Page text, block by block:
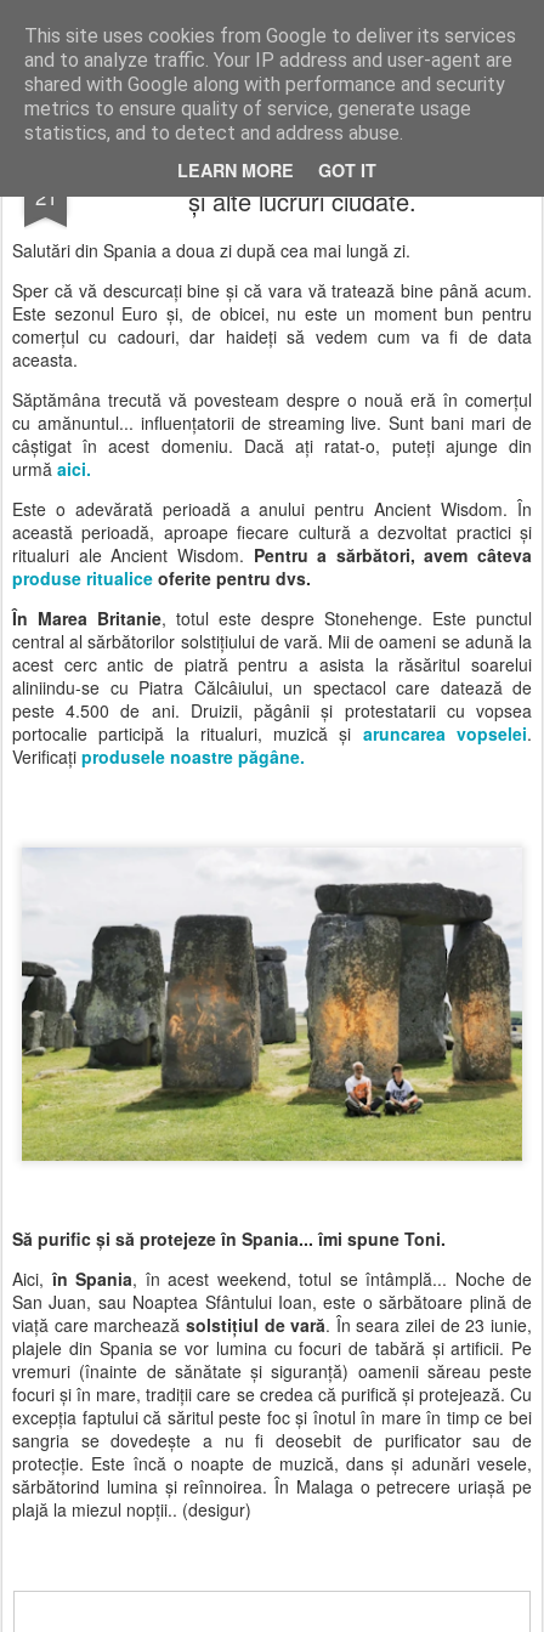
This site uses cookies from Google to deliver its services
and to analyze traffic. Your IP address and user-agent are
shared with Google along with performance and security
metrics to ensure quality of service, generate usage
statistics, and to detect and address abuse.
LEARN MORE GOT IT
AWGifts România
Home
21
Știrile AW ale lui David: Sărituri peste foc
și alte lucruri ciudate.
Salutări din Spania a doua zi după cea mai lungă zi.
Sper că vă descurcați bine și că vara vă tratează bine până acum.
Este sezonul Euro și, de obicei, nu este un moment bun pentru
comerțul cu cadouri, dar haideți să vedem cum va fi de data
aceasta.
Săptămâna trecută vă povesteam despre o nouă eră în comerțul
cu amănuntul... influențatorii de streaming live. Sunt bani mari de
câștigat în acest domeniu. Dacă ați ratat-o, puteți ajunge din
urmă aici.
Este o adevărată perioadă a anului pentru Ancient Wisdom. În
această perioadă, aproape fiecare cultură a dezvoltat practici și
ritualuri ale Ancient Wisdom. Pentru a sărbători, avem câteva
produse ritualice oferite pentru dvs.
În Marea Britanie, totul este despre Stonehenge. Este punctul
central al sărbătorilor solstițiului de vară. Mii de oameni se adună la
acest cerc antic de piatră pentru a asista la răsăritul soarelui
aliniindu-se cu Piatra Călcâiului, un spectacol care datează de
peste 4.500 de ani. Druizii, păgânii și protestatarii cu vopsea
portocalie participă la ritualuri, muzică și aruncarea vopselei.
Verificați produsele noastre păgâne.
Să purific și să protejeze în Spania... îmi spune Toni.
Aici,în Spania, în acest weekend, totul se întâmplă... Noche de
San Juan, sau Noaptea Sfântului Ioan, este o sărbătoare plină de
viață care marchează solstițiul de vară. În seara zilei de 23 iunie,
plajele din Spania se vor lumina cu focuri de tabără și artificii. Pe
vremuri (înainte de sănătate și siguranță) oamenii săreau peste
focuri și în mare, tradiții care se credea că purifică și protejează. Cu
excepția faptului că săritul peste foc și înotul în mare în timp ce bei
sangria se dovedește a nu fi deosebit de purificator sau de
protecție. Este încă o noapte de muzică, dans și adunări vesele,
sărbătorind lumina și reînnoirea. În Malaga o petrecere uriașă pe
plajă la miezul nopții.. (desigur)